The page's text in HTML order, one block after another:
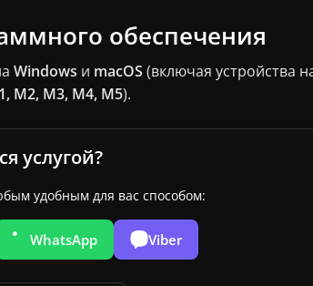
обеспечения
Windows и macOS (включая устройства
M2, M3, M4, M5).
услугой?
удобным для вас способом:
WhatsApp Viber